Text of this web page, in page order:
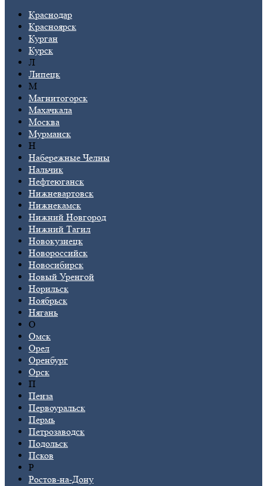
Краснодар
Красноярск
Курган
Курск
Л
Липецк
М
Магнитогорск
Махачкала
Москва
Мурманск
Н
Набережные Челны
Нальчик
Нефтеюганск
Нижневартовск
Нижнекамск
Нижний Новгород
Нижний Тагил
Новокузнецк
Новороссийск
Новосибирск
Новый Уренгой
Норильск
Ноябрьск
Нягань
О
Омск
Орел
Оренбург
Орск
П
Пенза
Первоуральск
Пермь
Петрозаводск
Подольск
Псков
Р
Ростов-на-Дону